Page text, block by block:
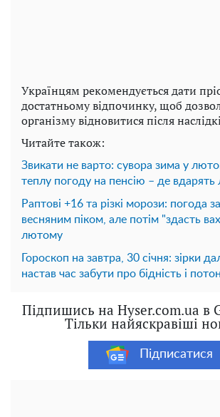
Українцям рекомендується дати
достатньому відпочинку, щоб
організму відновитися після
Читайте також:
Звикати не варто: сувора зима у
теплу погоду на пенсію – де вдарять
Раптові +16 та різкі морози: погода
весняним піком, але потім "здасть
лютому
Гороскоп на завтра, 30 січня: зірки
настав час забути про бідність і
Підпишись на Hyser.com.ua в
Тільки найяскравіші
Підписатися